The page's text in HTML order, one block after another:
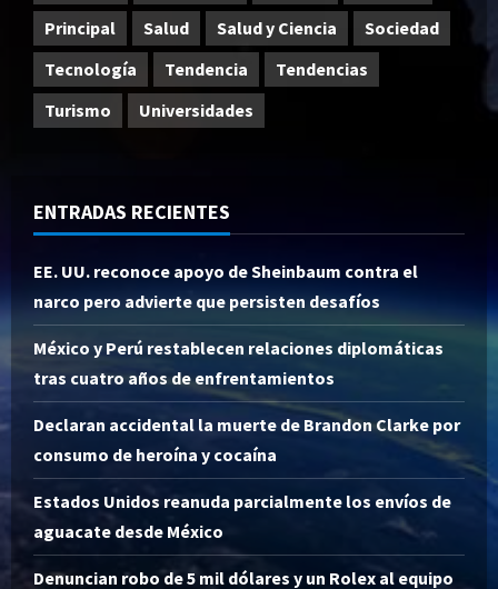
Principal
Salud Salud y Ciencia
Sociedad
Tecnología
Tendencia
Tendencias
Turismo
Universidades
ENTRADAS RECIENTES
EE. UU. reconoce apoyo de Sheinbaum contra el
narco pero advierte que persisten desafíos
México y Perú restablecen relaciones diplomáticas
tras cuatro años de enfrentamientos
Declaran accidental la muerte de Brandon Clarke por
consumo de heroína y cocaína
Estados Unidos reanuda parcialmente los envíos de
aguacate desde México
Denuncian robo de 5 mil dólares y un Rolex al equipo